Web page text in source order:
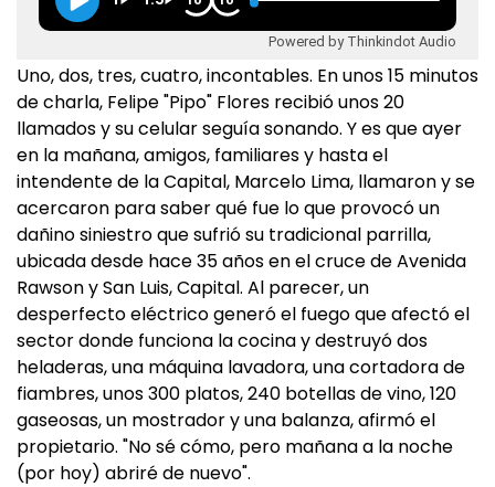
Powered by Thinkindot Audio
Uno, dos, tres, cuatro, incontables. En unos 15 minutos
de charla, Felipe "Pipo" Flores recibió unos 20
llamados y su celular seguía sonando. Y es que ayer
en la mañana, amigos, familiares y hasta el
intendente de la Capital, Marcelo Lima, llamaron y se
acercaron para saber qué fue lo que provocó un
dañino siniestro que sufrió su tradicional parrilla,
ubicada desde hace 35 años en el cruce de Avenida
Rawson y San Luis, Capital. Al parecer, un
desperfecto eléctrico generó el fuego que afectó el
sector donde funciona la cocina y destruyó dos
heladeras, una máquina lavadora, una cortadora de
fiambres, unos 300 platos, 240 botellas de vino, 120
gaseosas, un mostrador y una balanza, afirmó el
propietario. "No sé cómo, pero mañana a la noche
(por hoy) abriré de nuevo".